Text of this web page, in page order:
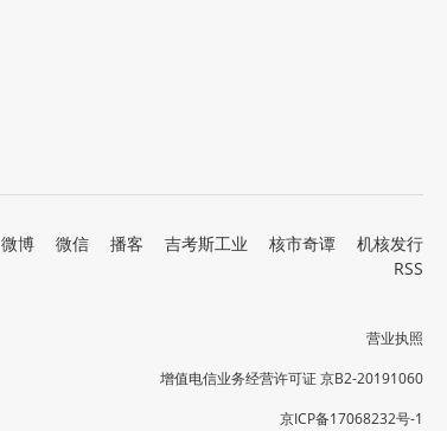
微博 微信 播客 吉考斯工业 核市奇谭
机核发行
RSS
营业执照
增值电信业务经营许可证 京B2-20191060
京ICP备17068232号-1